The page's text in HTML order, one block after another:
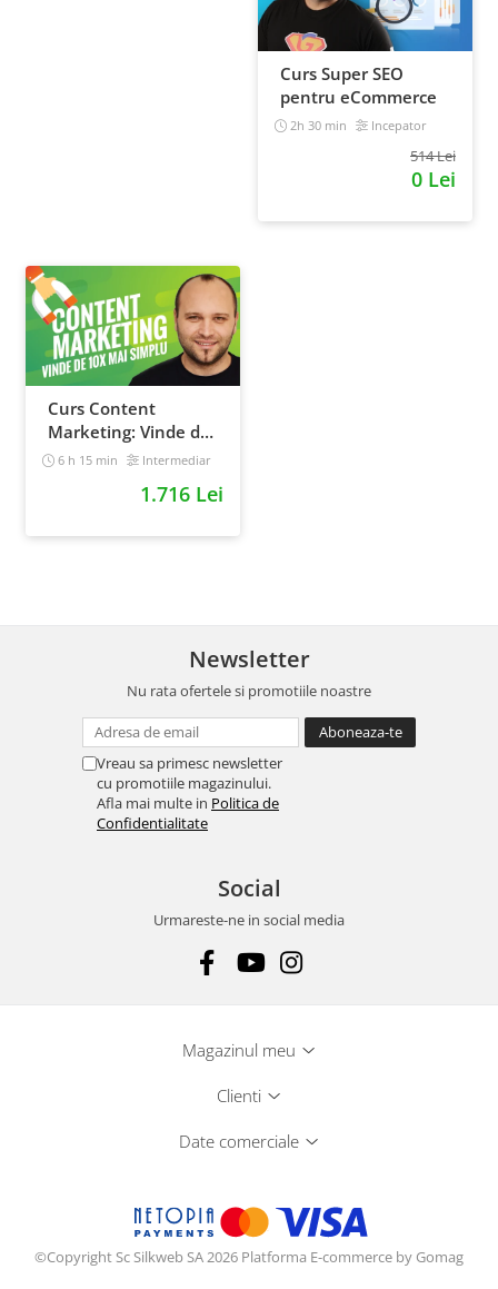
Curs Super SEO
pentru eCommerce
2h 30 min Incepator
514 Lei
0 Lei
Curs Content
Marketing: Vinde de
10x mai simplu
6 h 15 min Intermediar
1.716 Lei
Newsletter
Nu rata ofertele si promotiile noastre
Vreau sa primesc newsletter
cu promotiile magazinului.
Afla mai multe in Politica de
Confidentialitate
Social
Urmareste-ne in social media
Magazinul meu
Clienti
Date comerciale
©Copyright Sc Silkweb SA 2026 Platforma E-commerce by Gomag